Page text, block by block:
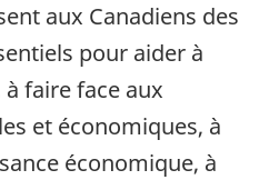
aux Canadiens des
pour aider à
faire face aux
et économiques, à
économique, à